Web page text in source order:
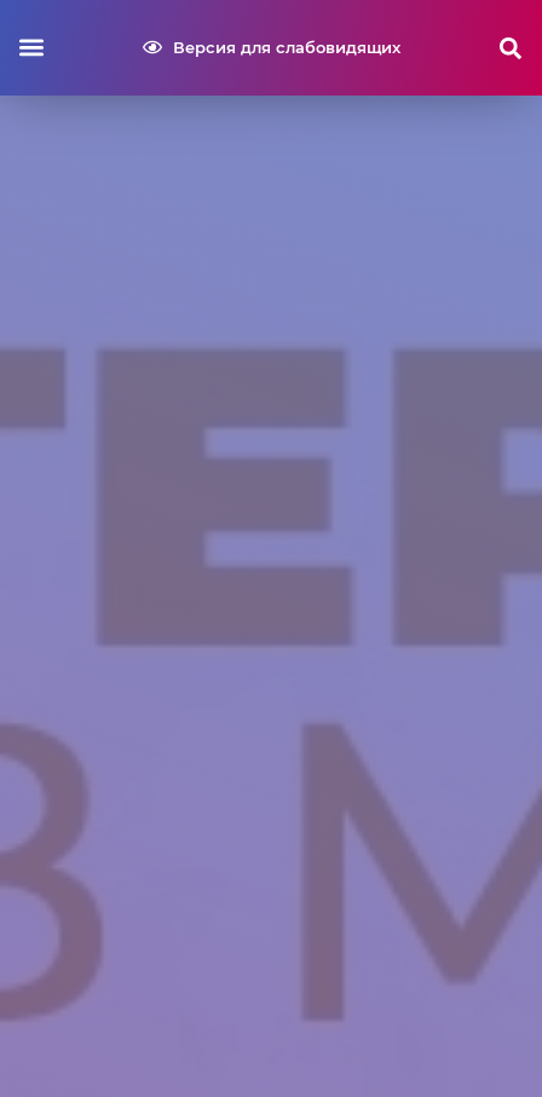
Версия для слабовидящих